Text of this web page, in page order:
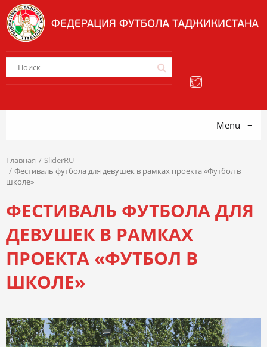
Menu ≡
Главная
SliderRU
Фестиваль футбола для девушек в рамках проекта «Футбол в
школе»
ФЕСТИВАЛЬ ФУТБОЛА ДЛЯ
ДЕВУШЕК В РАМКАХ
ПРОЕКТА «ФУТБОЛ В
ШКОЛЕ»